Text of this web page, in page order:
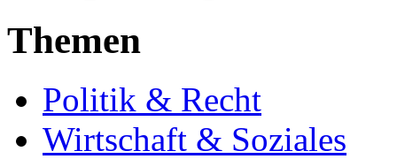
Themen
Politik & Recht
Wirtschaft & Soziales